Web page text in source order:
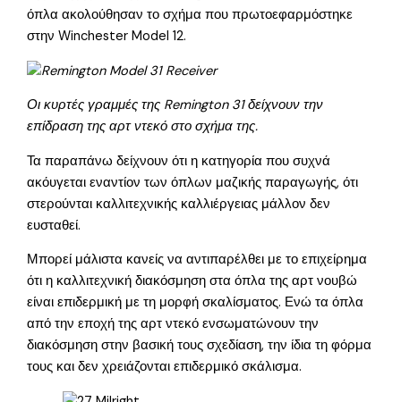
όπλα ακολούθησαν το σχήμα που πρωτοεφαρμόστηκε
στην Winchester Model 12.
Οι κυρτές γραμμές της Remington 31 δείχνουν την
επίδραση της αρτ ντεκό στο σχήμα της.
Τα παραπάνω δείχνουν ότι η κατηγορία που συχνά
ακόυγεται εναντίον των όπλων μαζικής παραγωγής, ότι
στερούνται καλλιτεχνικής καλλιέργειας μάλλον δεν
ευσταθεί.
Μπορεί μάλιστα κανείς να αντιπαρέλθει με το επιχείρημα
ότι η καλλιτεχνική διακόσμηση στα όπλα της αρτ νουβώ
είναι επιδερμική με τη μορφή σκαλίσματος. Ενώ τα όπλα
από την εποχή της αρτ ντεκό ενσωματώνουν την
διακόσμηση στην βασική τους σχεδίαση, την ίδια τη φόρμα
τους και δεν χρειάζονται επιδερμικό σκάλισμα.